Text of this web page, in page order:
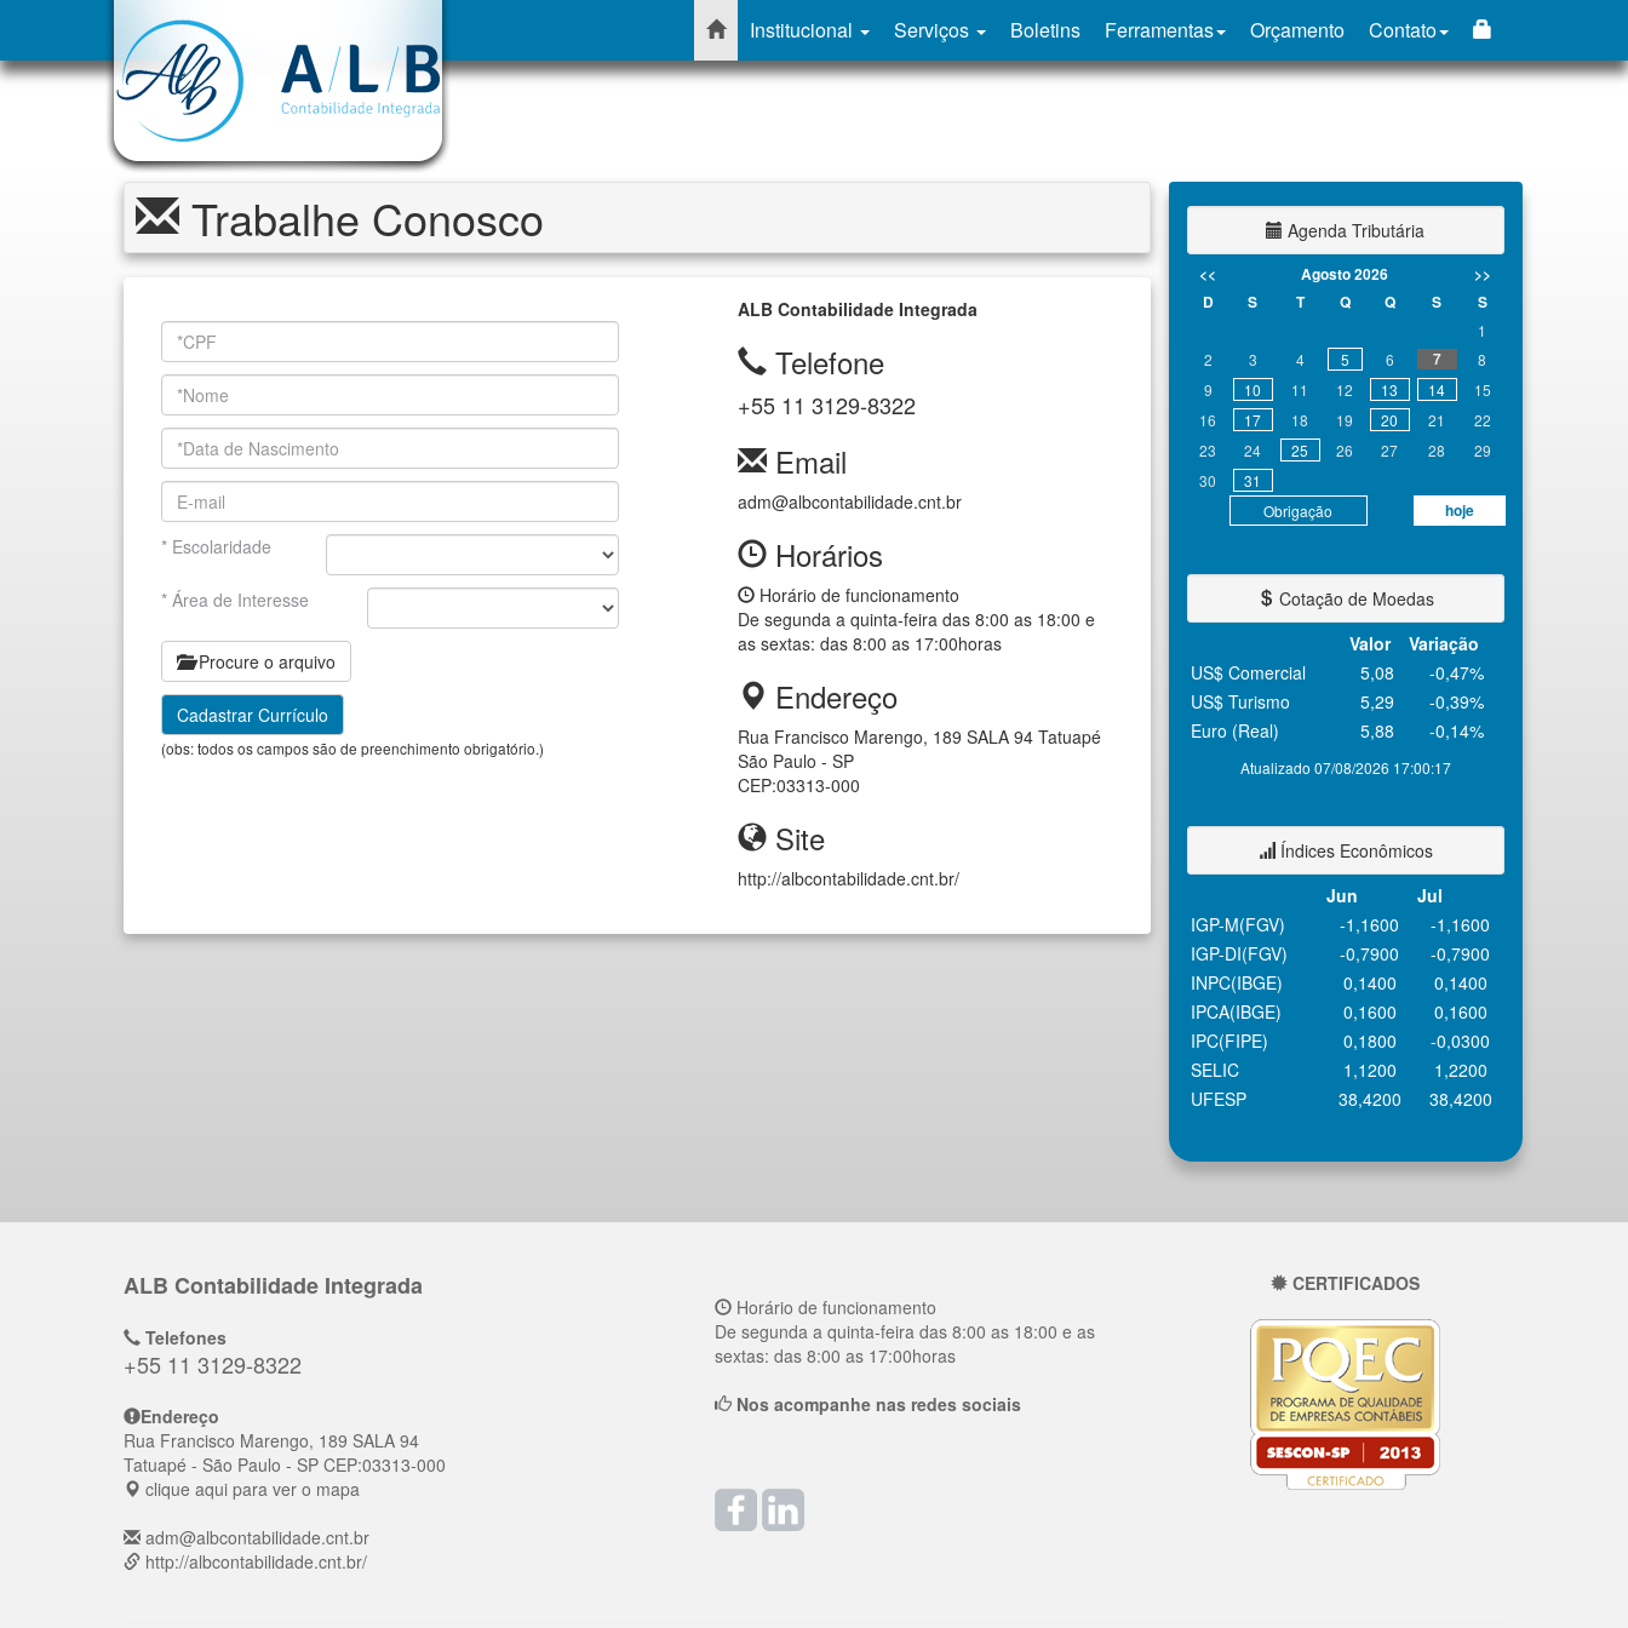
Institucional Serviços Boletins Ferramentas Orçamento Contato
Trabalhe Conosco
* Escolaridade
* Área de Interesse
Procure o arquivo
(obs: todos os campos são de preenchimento obrigatório.)
ALB Contabilidade Integrada
Telefone
+55 11 3129-8322
Email
adm@albcontabilidade.cnt.br
Horários
Horário de funcionamento
De segunda a quinta-feira das 8:00 as 18:00 e
as sextas: das 8:00 as 17:00horas
Endereço
Rua Francisco Marengo, 189 SALA 94 Tatuapé
São Paulo - SP
CEP:03313-000
Site
http://albcontabilidade.cnt.br/
Agenda Tributária
<< Agosto 2026
>>
D
S T Q Q S S
Obrigação hoje
1
2
3 4 5 6 7
8
9
10 11 12 13 14
15
16
17 18 19 20 21
22
23
24 25 26 27 28
29
30
31
Cotação de Moedas
Valor
Variação
Atualizado 07/08/2026 17:00:17
US$ Comercial 5,08
-0,47%
US$ Turismo
5,29
-0,39%
Euro (Real)
5,88 -0,14%
Índices Econômicos
Jun
Jul
IGP-M(FGV)
-1,1600
-1,1600
IGP-DI(FGV)
-0,7900
-0,7900
INPC(IBGE)
0,1400
0,1400
IPCA(IBGE)
0,1600
0,1600
IPC(FIPE)
0,1800
-0,0300
SELIC
1,1200
1,2200
UFESP
38,4200 38,4200
ALB Contabilidade Integrada
Telefones
+55 11 3129-8322
Endereço
Rua Francisco Marengo, 189 SALA 94
Tatuapé - São Paulo - SP CEP:03313-000
clique aqui para ver o mapa
adm@albcontabilidade.cnt.br
http://albcontabilidade.cnt.br/
Horário de funcionamento
De segunda a quinta-feira das 8:00 as 18:00 e as
sextas: das 8:00 as 17:00horas
Nos acompanhe nas redes sociais
CERTIFICADOS